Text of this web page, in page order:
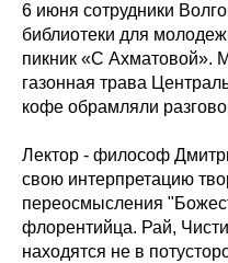
6 июня сотрудники
библиотеки для
пикник «С Ахматовой».
газонная трава
кофе обрамляли
Лектор - философ
свою интерпретацию
переосмысления
флорентийца. Рай,
находятся не в